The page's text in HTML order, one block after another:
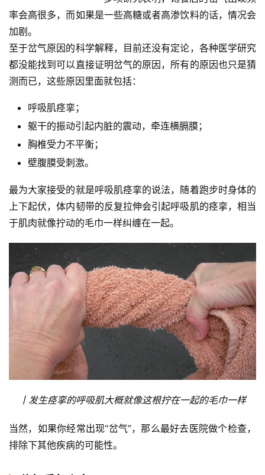
观
率会高很多，而如果是一些高糖或者高渗饮料的话，情况会
加剧。
至于岔气原因的科学解释，目前还没有定论，各种医学研究
都没能找到可以直接证明岔气的原因，所有的原因也只是猜
测而已，这些原因里面就包括：
呼吸肌痉挛；
躯干的振动引起内脏的震动，牵连横膈膜；
胸椎受力不平衡；
壁腹膜受刺激。
最为大家接受的就是呼吸肌痉挛的说法，随着跑步时身体的
上下起伏，体内韧带的反复拉伸会引起呼吸肌的痉挛，相当
于肌肉就像拧动的毛巾一样纠缠在一起。
丨发生痉挛的呼吸肌大概就像这根拧在一起的毛巾一样
当然，如果你经常出现“岔气”，那么最好去医院做个检查，
排除下其他疾病的可能性。